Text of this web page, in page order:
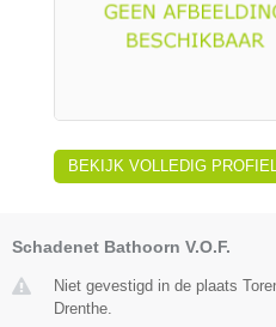
BEKIJK VOLLEDIG PROFIEL
Schadenet Bathoorn V.O.F.
Niet gevestigd in de plaats
Drenthe.